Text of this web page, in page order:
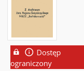
Dostęp
ograniczony